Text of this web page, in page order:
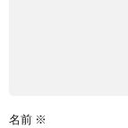
名前 ※